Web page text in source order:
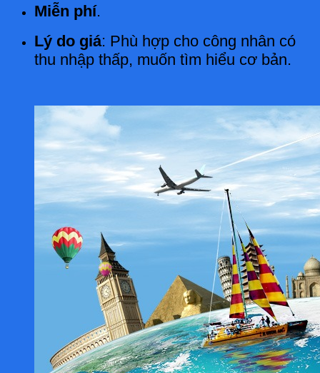
Miễn phí.
Lý do giá: Phù hợp cho công nhân có
thu nhập thấp, muốn tìm hiểu cơ bản.